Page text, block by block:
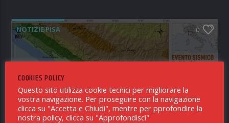
NOTIZIE PISA 0
EVENTO SISMICO ML 4.3 IN
PROVINCIA DI PISA, 4 AGOSTO 2026
COOKIES POLICY
Questo sito utilizza cookie tecnici per migliorare la
vostra navigazione. Per proseguire con la navigazione
clicca su "Accetta e Chiudi", mentre per pprofondire la
nostra policy, clicca su "Approfondisci"